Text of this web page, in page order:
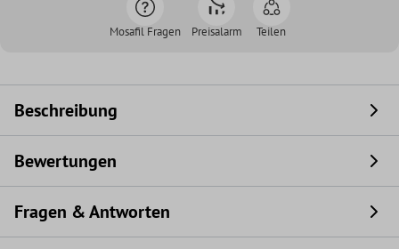
Mosafil Fragen Preisalarm Teilen
Beschreibung
Bewertungen
Fragen & Antworten